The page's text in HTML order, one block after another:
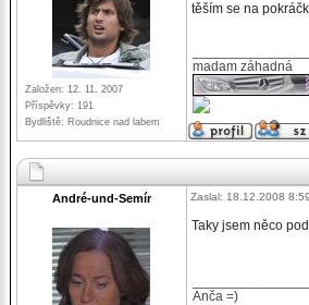
Založen: 12. 11. 2007
Příspěvky: 191
Bydliště: Roudnice nad labem
těším se na
madam záhadná
André-und-Semír Zaslal: 18.12.2008 8:59
Taky jsem něco
Anča =)